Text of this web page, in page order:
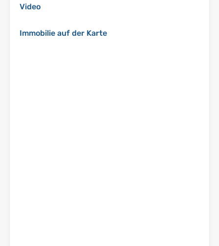
Video
Immobilie auf der Karte